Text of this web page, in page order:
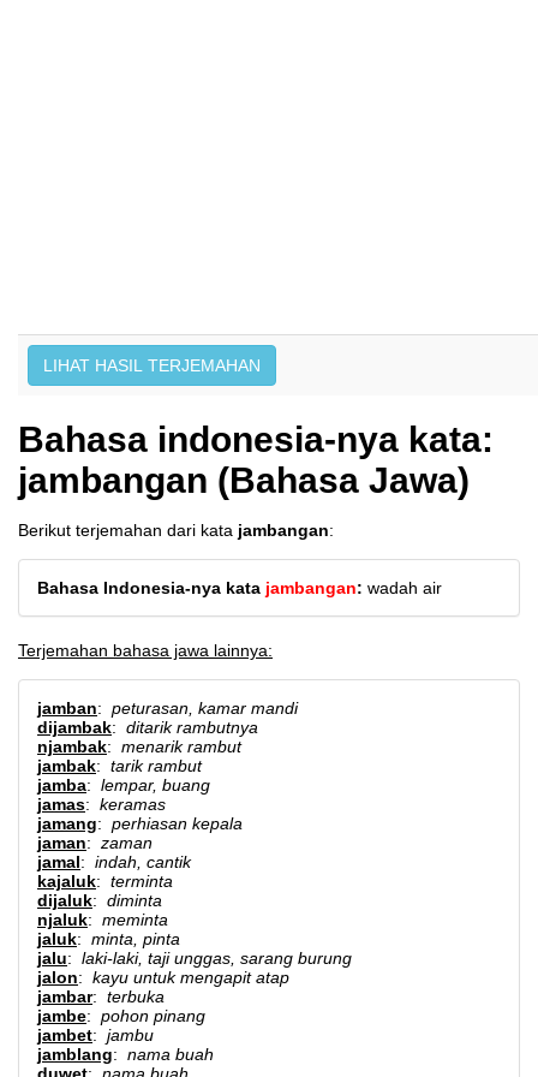
Bahasa indonesia-nya kata:
jambangan (Bahasa Jawa)
Berikut terjemahan dari kata jambangan:
Bahasa Indonesia-nya kata jambangan: wadah air
Terjemahan bahasa jawa lainnya:
jamban: peturasan, kamar mandi
dijambak: ditarik rambutnya
njambak: menarik rambut
jambak: tarik rambut
jamba: lempar, buang
jamas: keramas
jamang: perhiasan kepala
jaman: zaman
jamal: indah, cantik
kajaluk: terminta
dijaluk: diminta
njaluk: meminta
jaluk: minta, pinta
jalu: laki-laki, taji unggas, sarang burung
jalon: kayu untuk mengapit atap
jambar: terbuka
jambe: pohon pinang
jambet: jambu
jamblang: nama buah